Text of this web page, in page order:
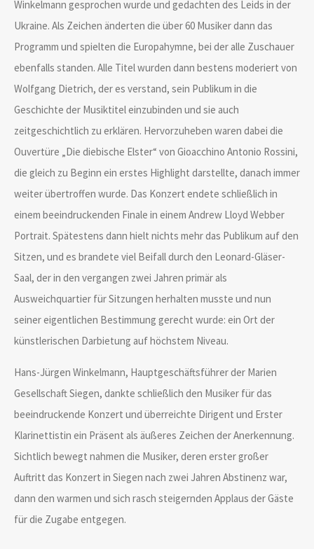
Winkelmann gesprochen wurde und gedachten des Leids in der
Ukraine. Als Zeichen änderten die über 60 Musiker dann das
Programm und spielten die Europahymne, bei der alle Zuschauer
ebenfalls standen. Alle Titel wurden dann bestens moderiert von
Wolfgang Dietrich, der es verstand, sein Publikum in die
Geschichte der Musiktitel einzubinden und sie auch
zeitgeschichtlich zu erklären. Hervorzuheben waren dabei die
Ouvertüre „Die diebische Elster“ von Gioacchino Antonio Rossini,
die gleich zu Beginn ein erstes Highlight darstellte, danach immer
weiter übertroffen wurde. Das Konzert endete schließlich in
einem beeindruckenden Finale in einem Andrew Lloyd Webber
Portrait. Spätestens dann hielt nichts mehr das Publikum auf den
Sitzen, und es brandete viel Beifall durch den Leonard-Gläser-
Saal, der in den vergangen zwei Jahren primär als
Ausweichquartier für Sitzungen herhalten musste und nun
seiner eigentlichen Bestimmung gerecht wurde: ein Ort der
künstlerischen Darbietung auf höchstem Niveau.
Hans-Jürgen Winkelmann, Hauptgeschäftsführer der Marien
Gesellschaft Siegen, dankte schließlich den Musiker für das
beeindruckende Konzert und überreichte Dirigent und Erster
Klarinettistin ein Präsent als äußeres Zeichen der Anerkennung.
Sichtlich bewegt nahmen die Musiker, deren erster großer
Auftritt das Konzert in Siegen nach zwei Jahren Abstinenz war,
dann den warmen und sich rasch steigernden Applaus der Gäste
für die Zugabe entgegen.